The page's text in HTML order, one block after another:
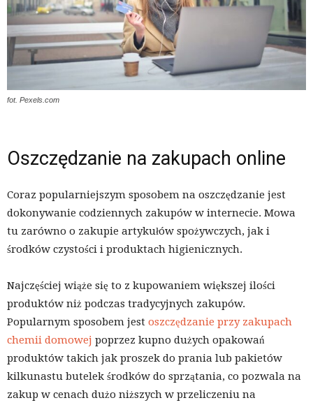
fot. Pexels.com
Oszczędzanie na zakupach online
Coraz popularniejszym sposobem na oszczędzanie jest
dokonywanie codziennych zakupów w internecie. Mowa
tu zarówno o zakupie artykułów spożywczych, jak i
środków czystości i produktach higienicznych.
Najczęściej wiąże się to z kupowaniem większej ilości
produktów niż podczas tradycyjnych zakupów.
Popularnym sposobem jest oszczędzanie przy zakupach
chemii domowej poprzez kupno dużych opakowań
produktów takich jak proszek do prania lub pakietów
kilkunastu butelek środków do sprzątania, co pozwala na
zakup w cenach dużo niższych w przeliczeniu na